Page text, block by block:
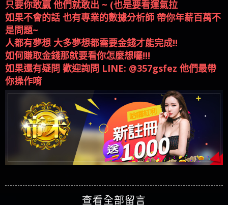
是問題~
人都有夢想 大多夢想都需要金錢才能完成!!
如何賺取金錢那就要看你怎麼想囉!!!
如果還有疑問 歡迎詢問 LINE: @357gsfez 他們最帶
你操作唷
查看全部留言